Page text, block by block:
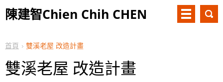
陳建智Chien Chih CHEN
首頁 雙溪老屋 改造計畫
雙溪老屋 改造計畫